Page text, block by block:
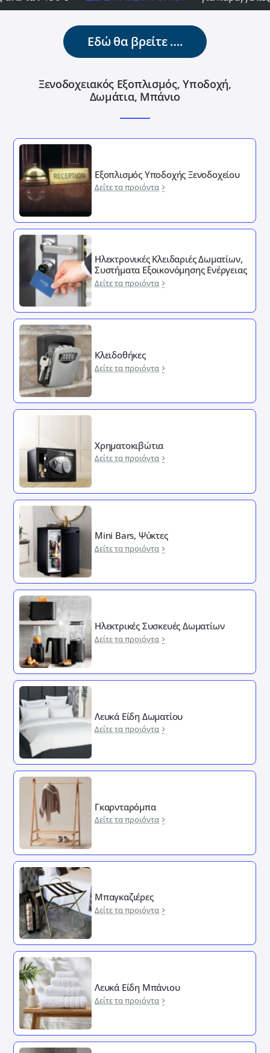
Εδώ θα βρείτε ….
Ξενοδοχειακός Εξοπλισμός, Υποδοχή,
Δωμάτια, Μπάνιο
Εξοπλισμός Υποδοχής Ξενοδοχείου
Δείτε τα προιόντα
Ηλεκτρονικές Κλειδαριές Δωματίων,
Συστήματα Εξοικονόμησης Ενέργειας
Δείτε τα προιόντα
Κλειδοθήκες
Δείτε τα προιόντα
Χρηματοκιβώτια
Δείτε τα προιόντα
Mini Bars, Ψύκτες
Δείτε τα προιόντα
Ηλεκτρικές Συσκευές Δωματίων
Δείτε τα προιόντα
Λευκά Είδη Δωματίου
Δείτε τα προιόντα
Γκαρνταρόμπα
Δείτε τα προιόντα
Μπαγκαζιέρες
Δείτε τα προιόντα
Λευκά Είδη Μπάνιου
Δείτε τα προιόντα